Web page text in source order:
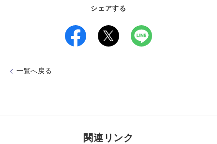
シェアする
一覧へ戻る
関連リンク